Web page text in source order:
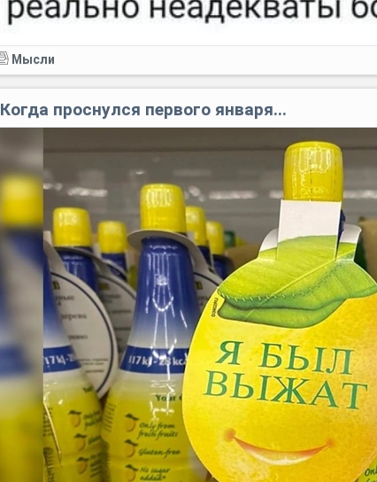
Мысли
Когда проснулся первого января...⁠⁠